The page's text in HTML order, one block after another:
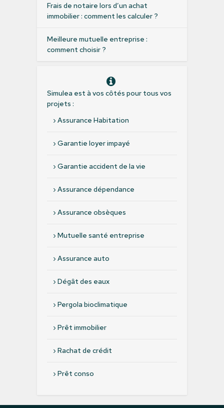
Frais de notaire lors d’un achat
immobilier : comment les calculer ?
Meilleure mutuelle entreprise :
comment choisir ?
Simulea est à vos côtés pour tous vos
projets :
› Assurance Habitation
› Garantie loyer impayé
› Garantie accident de la vie
› Assurance dépendance
› Assurance obsèques
› Mutuelle santé entreprise
› Assurance auto
› Dégât des eaux
› Pergola bioclimatique
› Prêt immobilier
› Rachat de crédit
› Prêt conso